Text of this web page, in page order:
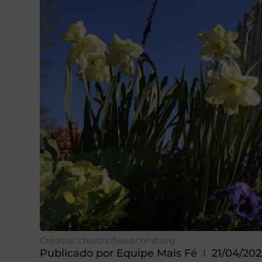
Créditos: churchofjesuschrist.org
Publicado por Equipe Mais Fé
21/04/